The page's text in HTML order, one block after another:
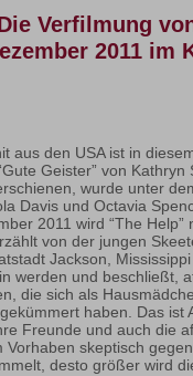
Verfilmung
2011 im
aus den USA ist in
Geister” von Kathryn
wurde unter
Davis und Octavia
2011 wird “The Help”
von der jungen
Jackson,
werden und beschließt,
die sich als
haben. Das ist
Freunde und auch die
Vorhaben skeptisch
desto größer wird